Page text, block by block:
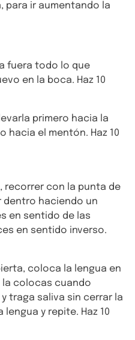
para ir aumentando la
fuera todo lo que
en la boca. Haz 10
primero hacia la
hacia el mentón. Haz 10
recorrer con la punta de
dentro haciendo un
en sentido de las
en sentido inverso.
coloca la lengua en
la colocas cuando
y traga saliva sin cerrar la
lengua y repite. Haz 10